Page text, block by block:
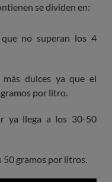
se dividen en:
no superan los 4
dulces ya que el
por litro.
ya llega a los 30-50
50 gramos por litros.